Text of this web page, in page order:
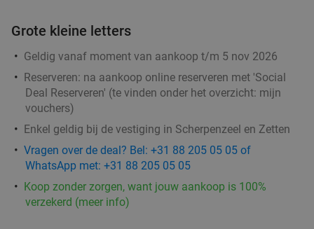
25%
drankpakket + koffie of thee bij Bleeckerstreet
Arnhem
Vandaag Morgen
Bleeckerstreet Arnhem
9.8
Arnhem 20 min.
Verkocht: 408
Grote kleine letters
Geldig vanaf moment van aankoop t/m 5 nov 2026
Reserveren: na aankoop online reserveren met 'Social
Deal Reserveren' (te vinden onder het overzicht: mijn
vouchers)
Enkel geldig bij de vestiging in Scherpenzeel en Zetten
Vragen over de deal? Bel: +31 88 205 05 05 of
WhatsApp met: +31 88 205 05 05
Koop zonder zorgen, want jouw aankoop is 100%
verzekerd (meer info)